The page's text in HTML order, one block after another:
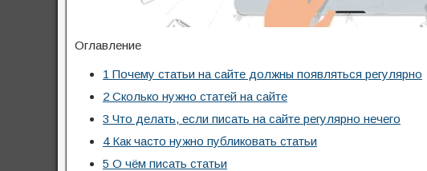
Оглавление
1 Почему статьи на сайте должны появляться регулярно
2 Сколько нужно статей на сайте
3 Что делать, если писать на сайте регулярно нечего
4Как часто нужно публиковать статьи
5 О чём писать статьи